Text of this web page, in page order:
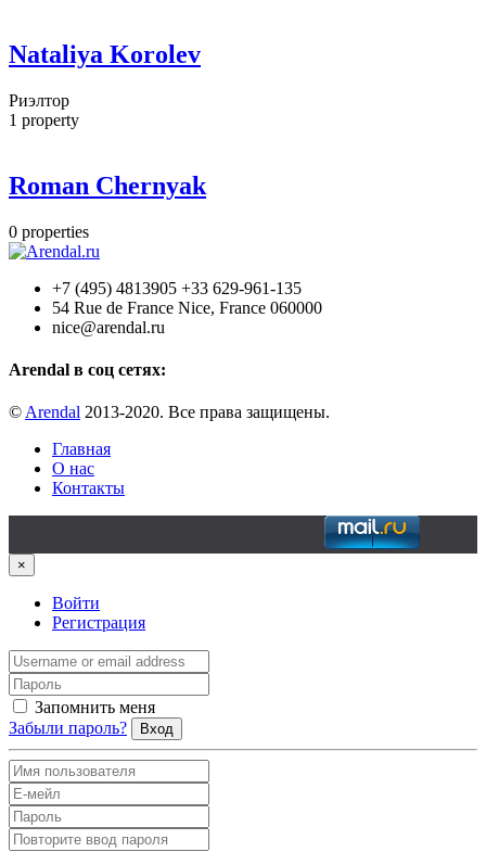
Nataliya Korolev
Риэлтор
1 property
Roman Chernyak
0 properties
+7 (495) 4813905 +33 629-961-135
54 Rue de France Nice, France 060000
nice@arendal.ru
Arendal в соц сетях:
© Arendal 2013-2020. Все права защищены.
Главная
О нас
Контакты
×
Войти
Регистрация
Запомнить меня
Забыли пароль?
Вход